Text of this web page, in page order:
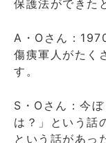
保護法ができた
A・Oさん：
傷痍軍人がたく
す。
S・Oさん：今
は？」という話
という話があっ